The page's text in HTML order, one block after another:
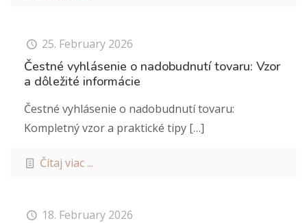
25. February 2026
Čestné vyhlásenie o nadobudnutí tovaru: Vzor
a dôležité informácie
Čestné vyhlásenie o nadobudnutí tovaru:
Kompletný vzor a praktické tipy […]
Čítaj viac ...
18. February 2026